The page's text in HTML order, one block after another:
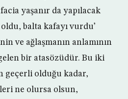
yaşanır da yapılacak
balta kafayı vurdu’
ve ağlaşmanın anlamının
bir atasözüdür. Bu iki
geçerli olduğu kadar,
ne olursa olsun,